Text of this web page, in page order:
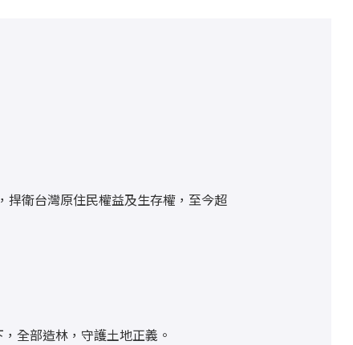
捍衛台灣原住民權益及生存權，至今超
全部造林，守護土地正義。